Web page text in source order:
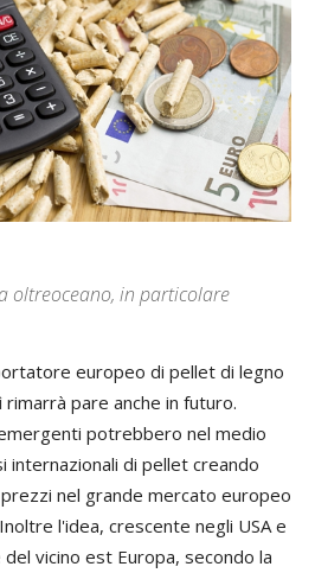
oltreoceano, in particolare
europeo di pellet di legno
pare anche in futuro.
potrebbero nel medio
di pellet creando
nel grande mercato europeo
l'idea, crescente negli USA e
vicino est Europa, secondo la